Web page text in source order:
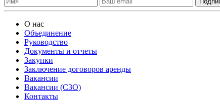
О нас
Объединение
Руководство
Документы и отчеты
Закупки
Заключение договоров аренды
Вакансии
Вакансии (СЗО)
Контакты